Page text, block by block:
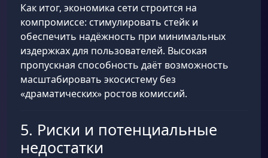
Как итог, экономика сети строится на
компромиссе: стимулировать стейк и
обеспечить надёжность при минимальных
издержках для пользователей. Высокая
пропускная способность даёт возможность
масштабировать экосистему без
«драматических» ростов комиссий.
5. Риски и потенциальные
недостатки